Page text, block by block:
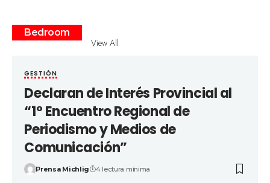
Bedroom
View All
GESTIÓN
Declaran de Interés Provincial al
“1° Encuentro Regional de
Periodismo y Medios de
Comunicación”
Prensa Michlig 4 lectura mínima